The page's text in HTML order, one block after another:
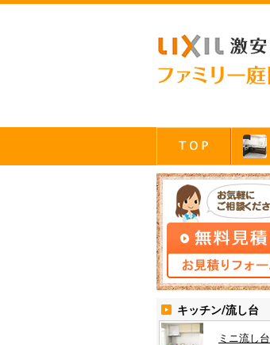
キッチン/流し台
ミニ流し台